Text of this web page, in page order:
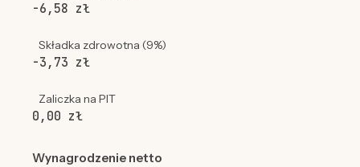
-6,58 zł
Składka zdrowotna (9%)
-3,73 zł
Zaliczka na PIT
0,00 zł
Wynagrodzenie netto